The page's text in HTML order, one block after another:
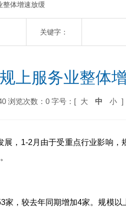
整体增速放缓
关键字：
上服务业整体
浏览次数：0 字号：[ 大 中 小 ]
1-2月由于受重点行业影响，
，较去年同期增加4家。规模以